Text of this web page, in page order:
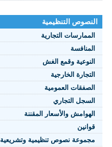
النصوص التنظيمية
الممارسات التجارية
المنافسة
النوعية وقمع الغش
التجارة الخارجية
الصفقات العمومية
السجل التجاري
الهوامش والأسعار المقننة
قوانين
مجموعة نصوص تنظيمية وتشريعية